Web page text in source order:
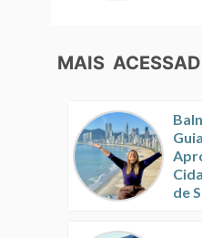
MAIS
de